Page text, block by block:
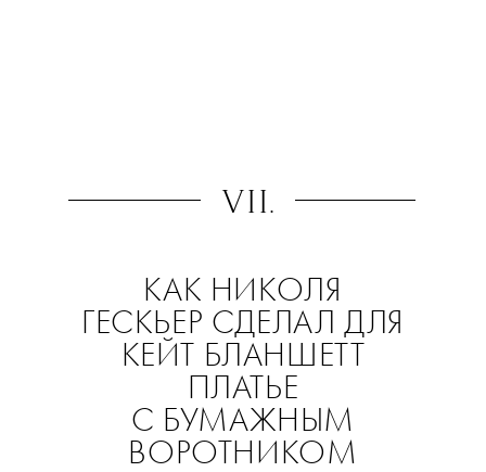
VII.
КАК НИКОЛЯ
ГЕСКЬЕР СДЕЛАЛ ДЛЯ
КЕЙТ БЛАНШЕТТ
ПЛАТЬЕ
С БУМАЖНЫМ
ВОРОТНИКОМ